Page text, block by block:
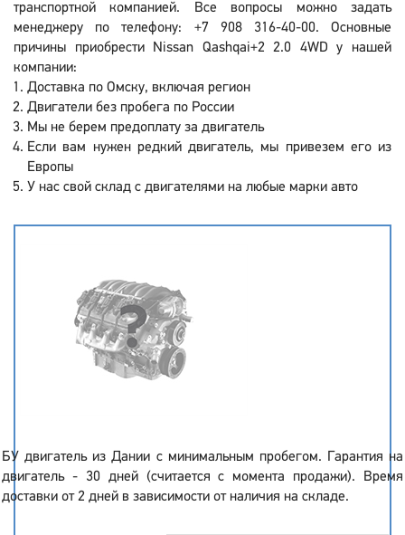
транспортной компанией. Все вопросы можно задать
менеджеру по телефону: +7 908 316-40-00. Основные
причины приобрести Nissan Qashqai+2 2.0 4WD у нашей
компании:
Доставка по Омску, включая регион
Двигатели без пробега по России
Мы не берем предоплату за двигатель
Если вам нужен редкий двигатель, мы привезем его из
Европы
У нас свой склад с двигателями на любые марки авто
БУ двигатель из Дании с минимальным пробегом. Гарантия на
двигатель - 30 дней (считается с момента продажи). Время
доставки от 2 дней в зависимости от наличия на складе.